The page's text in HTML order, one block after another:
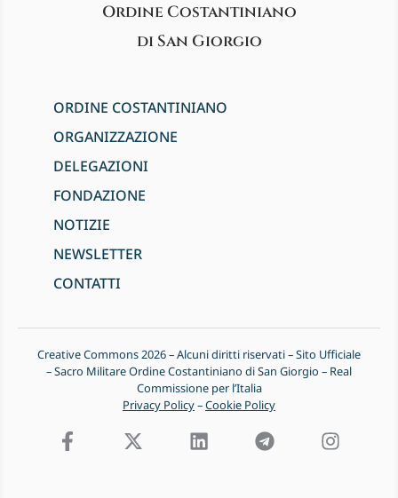
Ordine Costantiniano
di San Giorgio
ORDINE COSTANTINIANO
ORGANIZZAZIONE
DELEGAZIONI
FONDAZIONE
NOTIZIE
NEWSLETTER
CONTATTI
Creative Commons 2026 – Alcuni diritti riservati – Sito Ufficiale
– Sacro Militare Ordine Costantiniano di San Giorgio – Real
Commissione per l’Italia
Privacy Policy–Cookie Policy